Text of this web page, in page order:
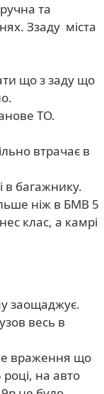
та
Ззаду міста
що з заду що
ТО.
втрачає в
в багажнику.
ніж в БМВ 5
клас, а камрі
заощаджує.
весь в
враження що
на авто